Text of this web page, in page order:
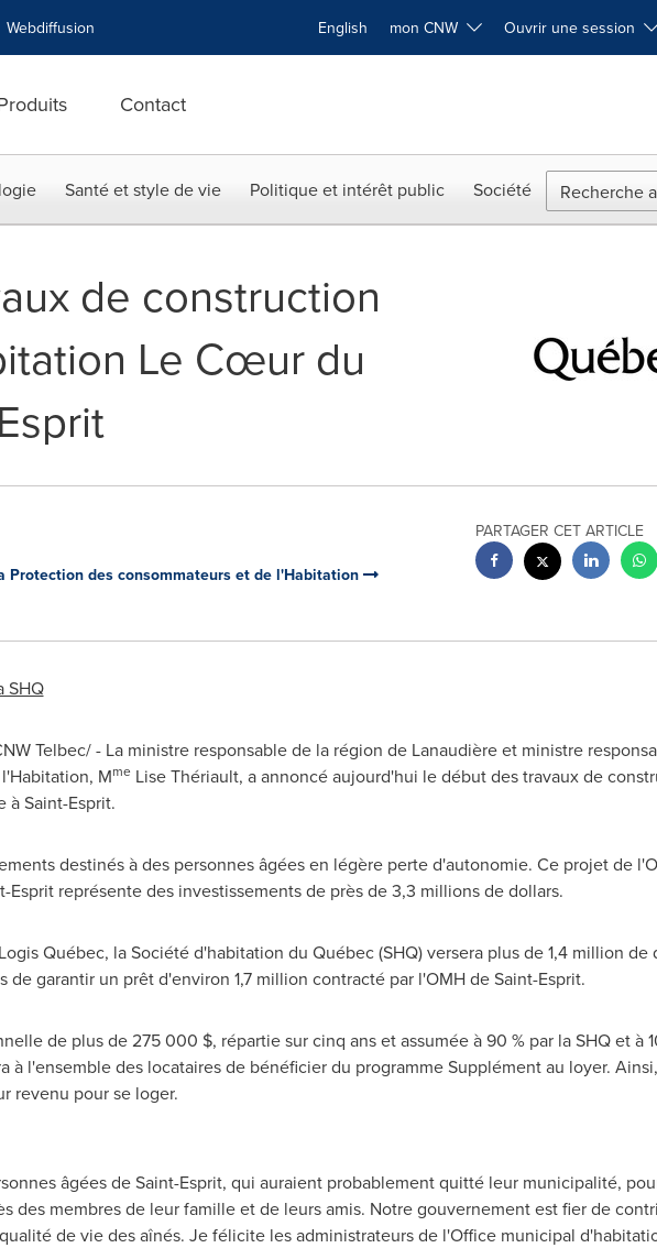
Webdiffusion English mon CNW Ouvrir une session
Contact
Santé et style de vie Politique et intérêt public Société Recherche
de construction
Le Cœur du
des consommateurs et de l'Habitation
PARTAGER CET ARTICLE
SHQ
Telbec/ - La ministre responsable de la région de Lanaudière et ministre
MmeLise Thériault, a annoncé aujourd'hui le début des travaux de
àSaint-Esprit.
destinés à des personnes âgées en légère perte d'autonomie. Ce projet de
Espritreprésente des investissements de près de 3,3 millions de dollars.
Québec, la Société d'habitation du Québec (SHQ) versera plus de 1,4 million de
garantir un prêt d'environ 1,7 million contracté par l'OMH deSaint-Esprit.
de plus de 275 000 $, répartie sur cinq ans et assumée à 90 % par la SHQ et à
à l'ensemble des locataires de bénéficier du programme Supplément au loyer.
revenu pour se loger.
âgées deSaint-Esprit, qui auraient probablement quitté leur municipalité,
des membres de leur famille et de leurs amis. Notre gouvernement est fier de
de vie des aînés. Je félicite les administrateurs de l'Office municipal